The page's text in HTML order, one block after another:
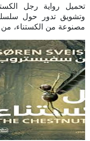
وتشويق تدور حول
مصنوعة من الكستناء،